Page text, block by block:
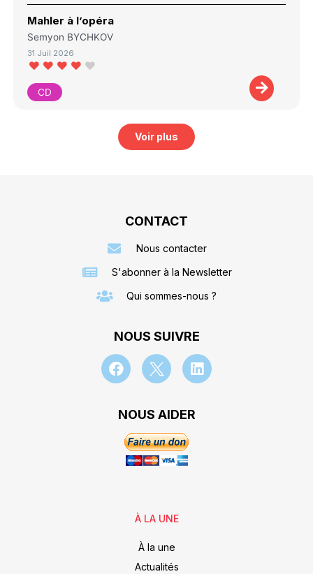
Mahler à l’opéra
Semyon BYCHKOV
31 Juil 2026
CD
Voir plus
CONTACT
Nous contacter
S'abonner à la Newsletter
Qui sommes-nous ?
NOUS SUIVRE
NOUS AIDER
À LA UNE
À la une
Actualités